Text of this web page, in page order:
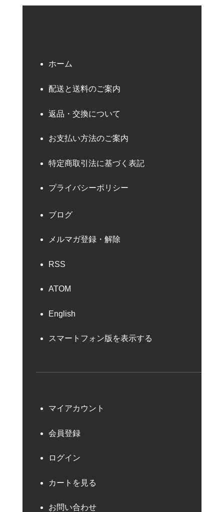
ホーム
配送と送料のご案内
返品・交換について
お支払い方法のご案内
特定商取引法に基づく表記
プライバシーポリシー
ブログ
メルマガ登録・解除
RSS
ATOM
English
スマートフォン版を表示する
マイアカウント
会員登録
ログイン
カートを見る
お問い合わせ